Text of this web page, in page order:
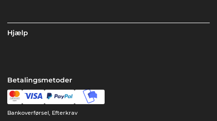
Hjælp
Betalingsmetoder
Bankoverførsel, Efterkrav